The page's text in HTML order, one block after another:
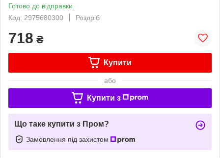
Готово до відправки
Код: 2975680300
Роздріб
718 ₴
Купити
або
Купити з
Що таке купити з Пром?
Замовлення під захистом